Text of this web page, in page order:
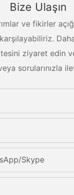
Bize Ulaşın
ve fikirler
ziyaret edin
sorularınızla
skype